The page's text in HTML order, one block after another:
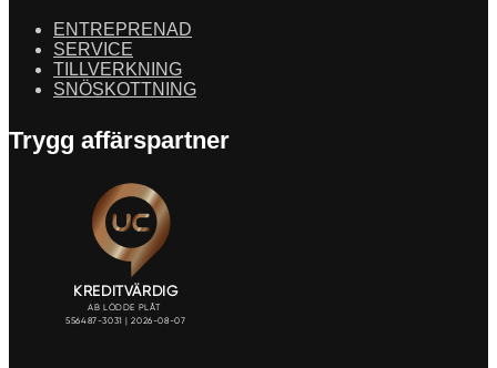
ENTREPRENAD
SERVICE
TILLVERKNING
SNÖSKOTTNING
Trygg affärspartner